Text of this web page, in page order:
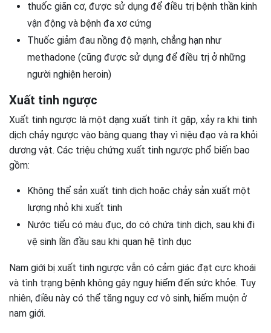
thuốc giãn cơ, được sử dụng để điều trị bệnh thần kinh
vận động và bệnh đa xơ cứng
Thuốc giảm đau nồng độ mạnh, chẳng hạn như
methadone (cũng được sử dụng để điều trị ở những
người nghiện heroin)
Xuất tinh ngược
Xuất tinh ngược là một dạng xuất tinh ít gặp, xảy ra khi tinh
dịch chảy ngược vào bàng quang thay vì niệu đạo và ra khỏi
dương vật. Các triệu chứng xuất tinh ngược phổ biến bao
gồm:
Không thể sản xuất tinh dịch hoặc chảy sản xuất một
lượng nhỏ khi xuất tinh
Nước tiểu có màu đục, do có chứa tinh dịch, sau khi đi
vệ sinh lần đầu sau khi quan hệ tình dục
Nam giới bị xuất tinh ngược vẫn có cảm giác đạt cực khoái
và tình trạng bệnh không gây nguy hiểm đến sức khỏe. Tuy
nhiên, điều này có thể tăng nguy cơ vô sinh, hiếm muộn ở
nam giới.